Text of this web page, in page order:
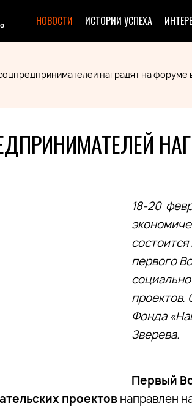
НОВОСТИ ИСТОРИИ УСПЕХА
наградят на форуме
18-20
первого
проектов.
Фонда
Зверева.
Первый
проектов направлен